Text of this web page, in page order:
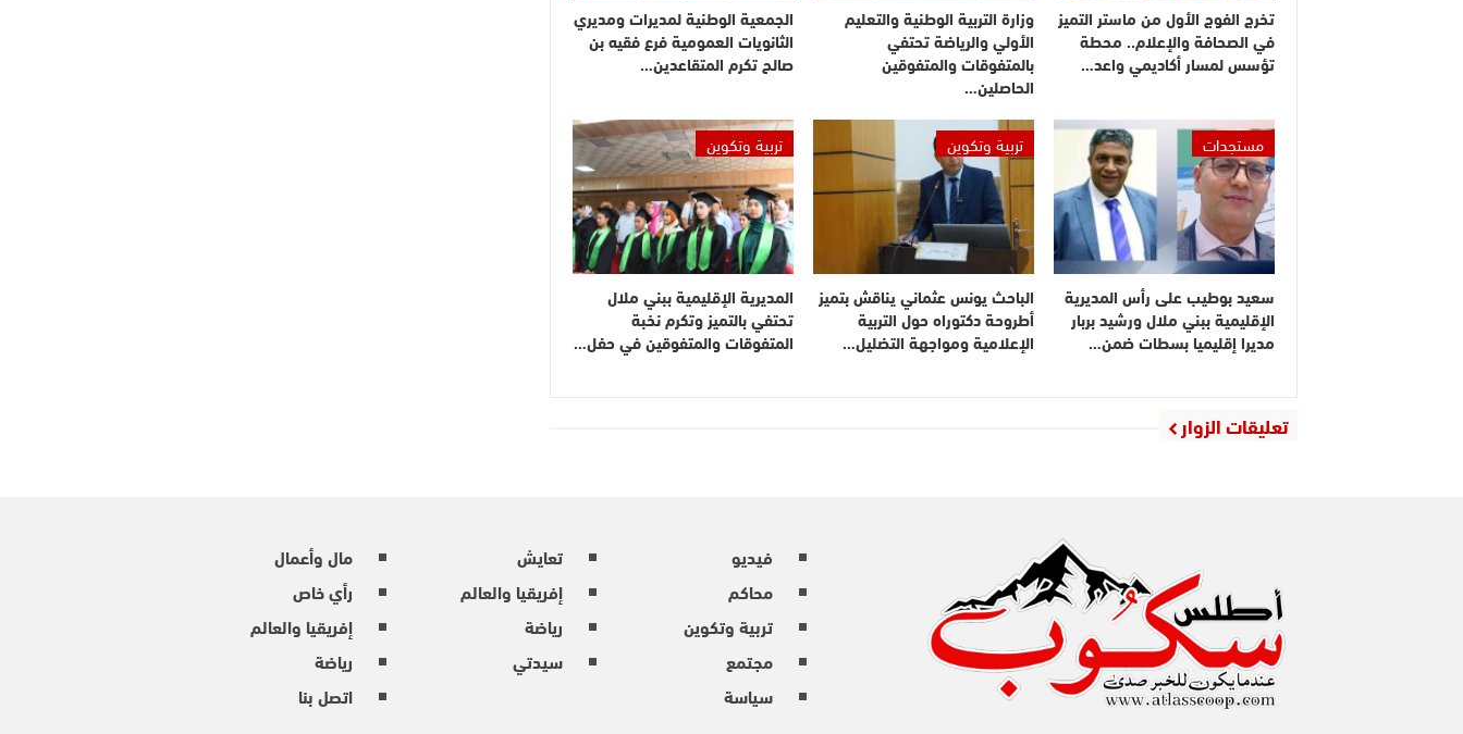
تخرج الفوج الأول من ماستر التميز
في الصحافة والإعلام.. محطة
تؤسس لمسار أكاديمي واعد…
وزارة التربية الوطنية والتعليم
الأولي والرياضة تحتفي
بالمتفوقات والمتفوقين
الحاصلين…
الجمعية الوطنية لمديرات ومديري
الثانويات العمومية فرع فقيه بن
صالح تكرم المتقاعدين…
مستجدات
سعيد بوطيب على رأس المديرية
الإقليمية ببني ملال ورشيد بربار
مديرا إقليميا بسطات ضمن…
تربية وتكوين
الباحث يونس عثماني يناقش بتميز
أطروحة دكتوراه حول التربية
الإعلامية ومواجهة التضليل…
تربية وتكوين
المديرية الإقليمية ببني ملال
تحتفي بالتميز وتكرم نخبة
المتفوقات والمتفوقين في حفل…
تعليقات الزوار
فيديو
محاكم
تربية وتكوين
مجتمع
سياسة
تعايش
إفريقيا والعالم
رياضة
سيدتي
مال وأعمال
رأي خاص
إفريقيا والعالم
رياضة
اتصل بنا